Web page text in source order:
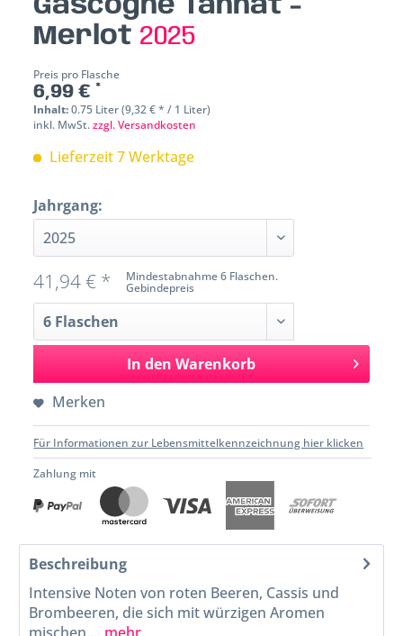
Gascogne Tannat -
Merlot 2025
Preis pro Flasche
6,99 € *
Inhalt:0.75 Liter (9,32 € * / 1 Liter)
inkl. MwSt.zzgl. Versandkosten
Lieferzeit 7 Werktage
Jahrgang:
Mindestabnahme 6 Flaschen.
Gebindepreis
41,94 € *
In den Warenkorb
Merken
Für Informationen zur Lebensmittelkennzeichnung hier klicken
Zahlung mit
Beschreibung
Intensive Noten von roten Beeren, Cassis und
Brombeeren, die sich mit würzigen Aromen